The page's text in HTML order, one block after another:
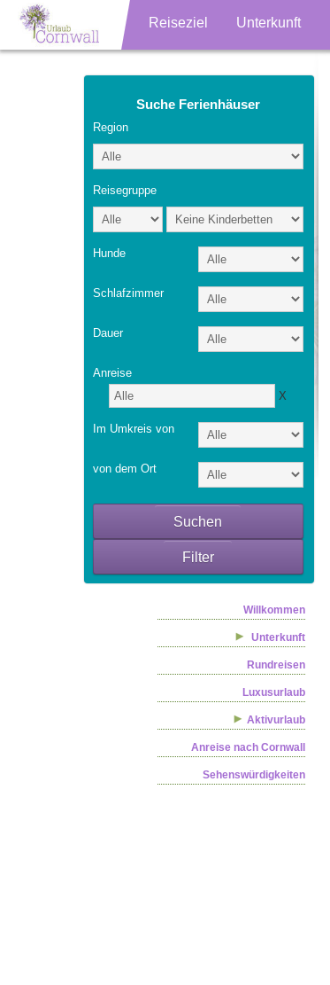
Reiseziel Unterkunft
Suche Ferienhäuser
Region
Reisegruppe
Hunde
Schlafzimmer
Dauer
Anreise
X
Im Umkreis von
von dem Ort
Suchen
Filter
Willkommen
Unterkunft
Rundreisen
Luxusurlaub
Aktivurlaub
Anreise nach Cornwall
Sehenswürdigkeiten